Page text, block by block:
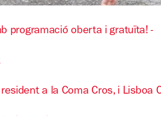
programació oberta i gratuïta! -
a la Coma Cros, i Lisboa